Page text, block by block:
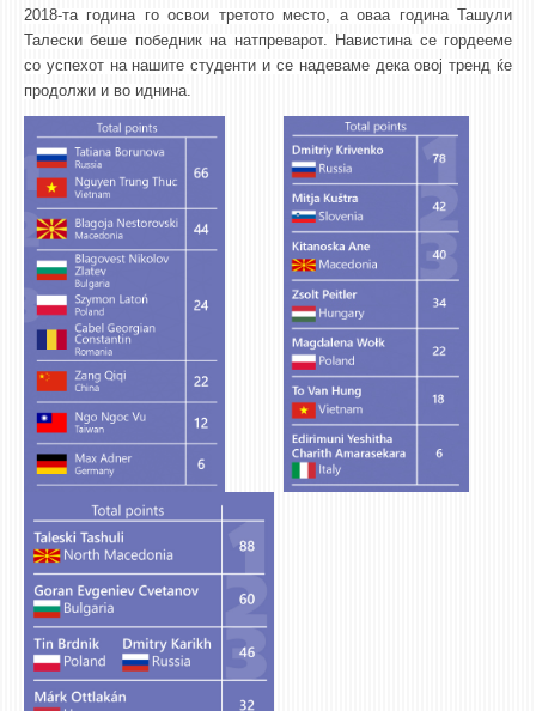
2018-та година го освои третото место, а оваа година Ташули
Талески беше победник на натпреварот. Навистина се гордееме
со успехот на нашите студенти и се надеваме дека овој тренд ќе
продолжи и во иднина.